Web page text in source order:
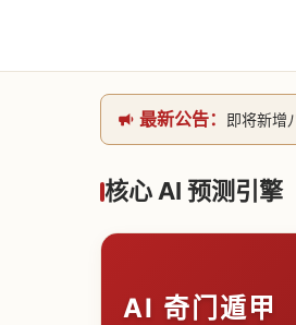
最新公告：
即将新增
网站升级
致老用户
核心 AI 预测引擎
AI 奇门遁甲